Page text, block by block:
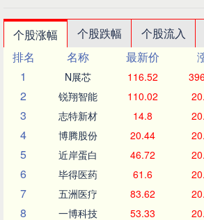
个股涨幅 个股跌幅 个股流入
排名
名称 最新价
1
N展芯 116.52
2 锐翔智能 110.02
3 志特新材 14.8
4 博腾股份 20.44
5 近岸蛋白 46.72
6 毕得医药 61.6
7 五洲医疗 83.62
8 一博科技 53.33